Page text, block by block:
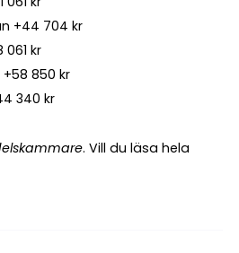
+44 704 kr
kr
850 kr
340 kr
. Vill du läsa hela